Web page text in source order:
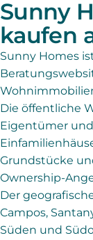
Sunny
kaufen
Sunny Homes
Die öffentliche
Eigentümer
Grundstücke
Ownership-
Der
Campos,
Süden und